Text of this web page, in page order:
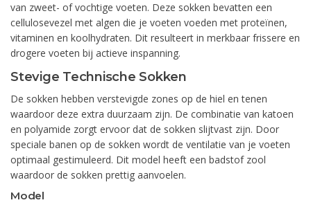
van zweet- of vochtige voeten. Deze sokken bevatten een
cellulosevezel met algen die je voeten voeden met proteïnen,
vitaminen en koolhydraten. Dit resulteert in merkbaar frissere en
drogere voeten bij actieve inspanning.
Stevige Technische Sokken
De sokken hebben verstevigde zones op de hiel en tenen
waardoor deze extra duurzaam zijn. De combinatie van katoen
en polyamide zorgt ervoor dat de sokken slijtvast zijn. Door
speciale banen op de sokken wordt de ventilatie van je voeten
optimaal gestimuleerd. Dit model heeft een badstof zool
waardoor de sokken prettig aanvoelen.
Model